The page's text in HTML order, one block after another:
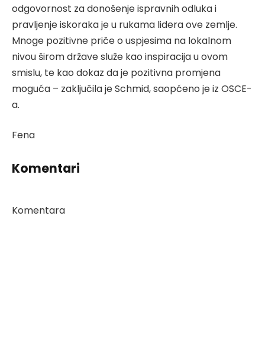
odgovornost za donošenje ispravnih odluka i
pravljenje iskoraka je u rukama lidera ove zemlje.
Mnoge pozitivne priče o uspjesima na lokalnom
nivou širom države služe kao inspiracija u ovom
smislu, te kao dokaz da je pozitivna promjena
moguća – zaključila je Schmid, saopćeno je iz OSCE-
a.
Fena
Komentari
Komentara